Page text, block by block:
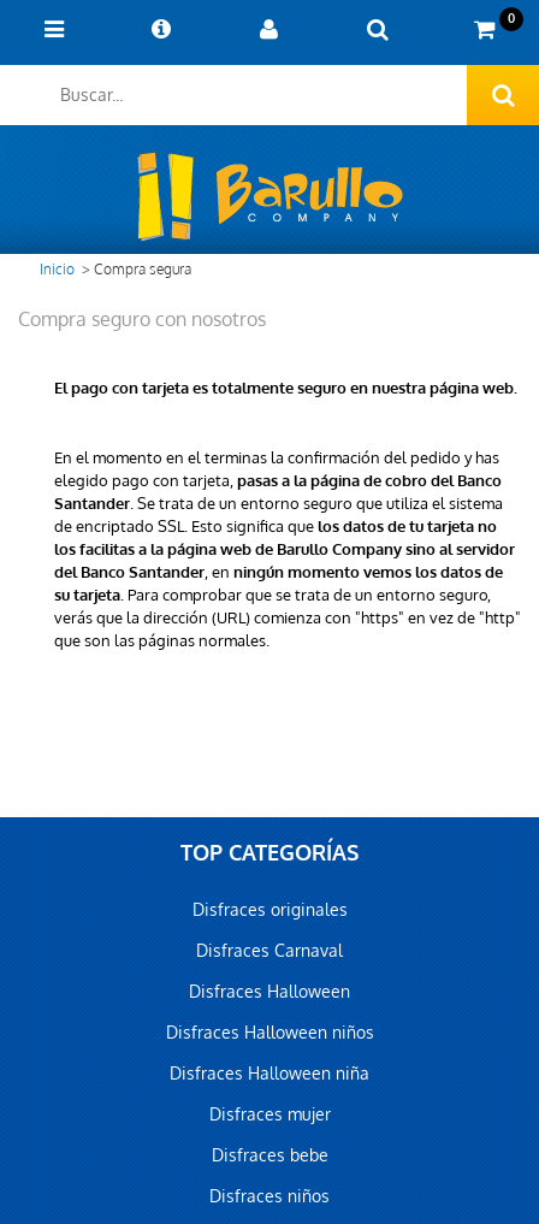
0
Inicio >Compra segura
Compra seguro con nosotros
El pago con tarjeta es totalmente seguro en nuestra página web.
En el momento en el terminas la confirmación del pedido y has
elegido pago con tarjeta,pasas a la página de cobro del Banco
Santander. Se trata de un entorno seguro que utiliza el sistema
de encriptado SSL. Esto significa quelos datos de tu tarjeta no
los facilitas a la página web de Barullo Company sino al servidor
del Banco Santander, en ningún momento vemos los datos de
su tarjeta. Para comprobar que se trata de un entorno seguro,
verás que la dirección (URL) comienza con "https" en vez de "http"
que son las páginas normales.
TOP CATEGORÍAS
Disfraces originales
Disfraces Carnaval
Disfraces Halloween
Disfraces Halloween niños
Disfraces Halloween niña
Disfraces mujer
Disfraces bebe
Disfraces niños